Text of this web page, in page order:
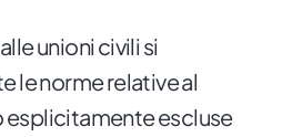
unioni civili si
le norme relative al
esplicitamente escluse